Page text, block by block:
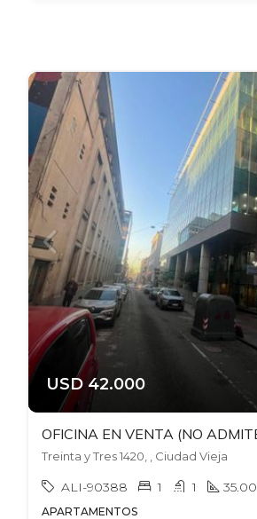
USD 42.000
Treinta y Tres 1420, , Ciudad Vieja
ALI-90388 1 1 35.00
APARTAMENTOS